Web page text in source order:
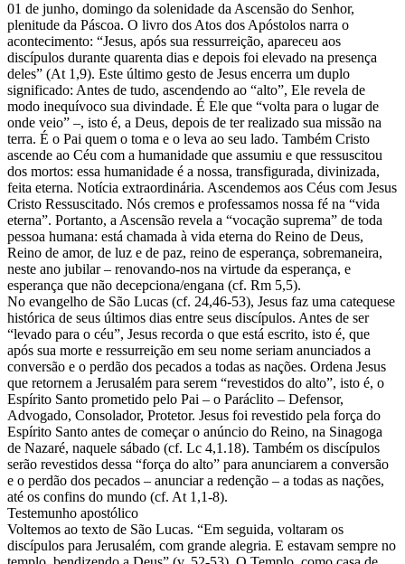
01 de junho, domingo da solenidade da Ascensão do Senhor,
plenitude da Páscoa. O livro dos Atos dos Apóstolos narra o
acontecimento: “Jesus, após sua ressurreição, apareceu aos
discípulos durante quarenta dias e depois foi elevado na presença
deles” (At 1,9). Este último gesto de Jesus encerra um duplo
significado: Antes de tudo, ascendendo ao “alto”, Ele revela de
modo inequívoco sua divindade. É Ele que “volta para o lugar de
onde veio” –, isto é, a Deus, depois de ter realizado sua missão na
terra. É o Pai quem o toma e o leva ao seu lado. Também Cristo
ascende ao Céu com a humanidade que assumiu e que ressuscitou
dos mortos: essa humanidade é a nossa, transfigurada, divinizada,
feita eterna. Notícia extraordinária. Ascendemos aos Céus com Jesus
Cristo Ressuscitado. Nós cremos e professamos nossa fé na “vida
eterna”. Portanto, a Ascensão revela a “vocação suprema” de toda
pessoa humana: está chamada à vida eterna do Reino de Deus,
Reino de amor, de luz e de paz, reino de esperança, sobremaneira,
neste ano jubilar – renovando-nos na virtude da esperança, e
esperança que não decepciona/engana (cf. Rm 5,5).
No evangelho de São Lucas (cf. 24,46-53), Jesus faz uma catequese
histórica de seus últimos dias entre seus discípulos. Antes de ser
“levado para o céu”, Jesus recorda o que está escrito, isto é, que
após sua morte e ressurreição em seu nome seriam anunciados a
conversão e o perdão dos pecados a todas as nações. Ordena Jesus
que retornem a Jerusalém para serem “revestidos do alto”, isto é, o
Espírito Santo prometido pelo Pai – o Paráclito – Defensor,
Advogado, Consolador, Protetor. Jesus foi revestido pela força do
Espírito Santo antes de começar o anúncio do Reino, na Sinagoga
de Nazaré, naquele sábado (cf. Lc 4,1.18). Também os discípulos
serão revestidos dessa “força do alto” para anunciarem a conversão
e o perdão dos pecados – anunciar a redenção – a todas as nações,
até os confins do mundo (cf. At 1,1-8).
Testemunho apostólico
Voltemos ao texto de São Lucas. “Em seguida, voltaram os
discípulos para Jerusalém, com grande alegria. E estavam sempre no